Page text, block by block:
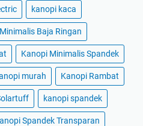
kanopi kaca
Baja Ringan
Kanopi Minimalis Spandek
murah Kanopi Rambat
kanopi spandek
Spandek Transparan